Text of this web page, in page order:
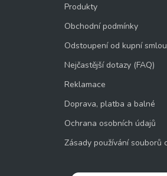
Produkty
Obchodní podmínky
Odstoupení od kupní
Nejčastější dotazy (FAQ)
Reklamace
Doprava, platba a balné
Ochrana osobních údajů
Zásady používání souborů